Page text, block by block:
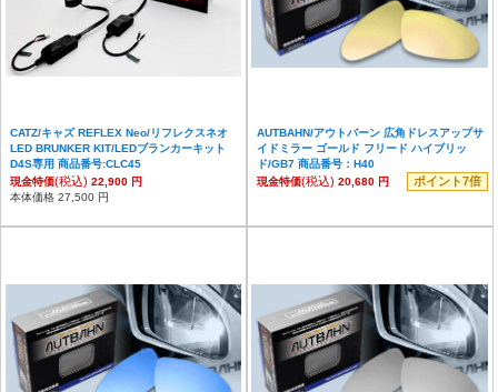
CATZ/キャズ REFLEX Neo/リフレクスネオ
LED BRUNKER KIT/LEDブランカーキット
D4S専用 商品番号:CLC45
現金特価(税込) 22,900 円
本体価格 27,500 円
AUTBAHN/アウトバーン 広角ドレスアップサ
イドミラー ゴールド フリード ハイブリッ
ド/GB7 商品番号：H40
現金特価(税込) 20,680 円 ポイント7倍